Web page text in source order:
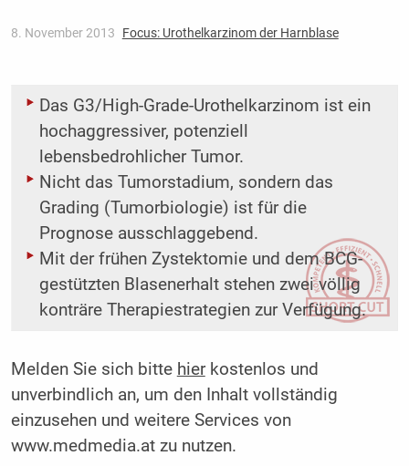
8. November 2013 Focus: Urothelkarzinom der Harnblase
Das G3/High-Grade-Urothelkarzinom ist ein
hochaggressiver, potenziell
lebensbedrohlicher Tumor.
Nicht das Tumorstadium, sondern das
Grading (Tumorbiologie) ist für die
Prognose ausschlaggebend.
Mit der frühen Zystektomie und dem BCG-
gestützten Blasenerhalt stehen zwei völlig
konträre Therapiestrategien zur Verfügung.
Melden Sie sich bitte hierkostenlos und
unverbindlich an, um den Inhalt vollständig
einzusehen und weitere Services von
www.medmedia.at zu nutzen.